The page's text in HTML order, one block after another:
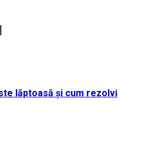
lăptoasă și cum rezolvi